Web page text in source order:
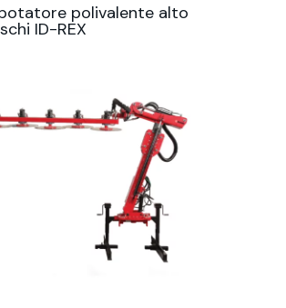
polivalente alto
ID-REX